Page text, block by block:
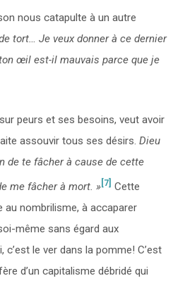
nous catapulte à un autre
tort… Je veux donner à ce dernier
œil est-il mauvais parce que je
peurs et ses besoins, veut avoir
assouvir tous ses désirs. Dieu
de te fâcher à cause de cette
me fâcher à mort. » [7] Cette
au nombrilisme, à accaparer
même sans égard aux
le ver dans la pomme! C’est
d’un capitalisme débridé qui